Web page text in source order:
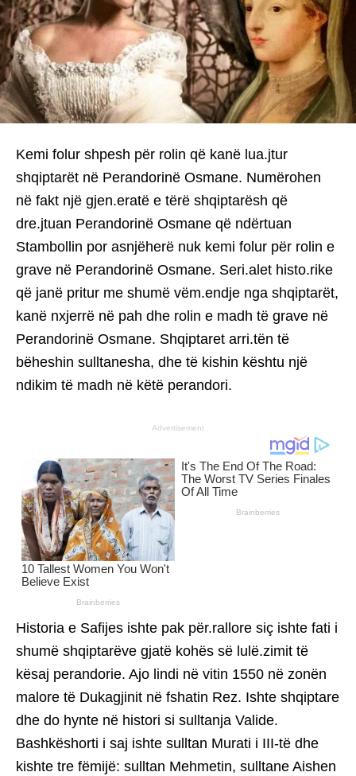
Kemi folur shpesh për rolin që kanë lua.jtur
shqiptarët në Perandorinë Osmane. Numërohen
në fakt një gjen.eratë e tërë shqiptarësh që
dre.jtuan Perandorinë Osmane që ndërtuan
Stambollin por asnjëherë nuk kemi folur për rolin e
grave në Perandorinë Osmane. Seri.alet histo.rike
që janë pritur me shumë vëm.endje nga shqiptarët,
kanë nxjerrë në pah dhe rolin e madh të grave në
Perandorinë Osmane. Shqiptaret arri.tën të
bëheshin sulltanesha, dhe të kishin kështu një
ndikim të madh në këtë perandori.
Advertisement
Historia e Safijes ishte pak për.rallore siç ishte fati i
shumë shqiptarëve gjatë kohës së lulë.zimit të
kësaj perandorie. Ajo lindi në vitin 1550 në zonën
malore të Dukagjinit në fshatin Rez. Ishte shqiptare
dhe do hynte në histori si sulltanja Valide.
Bashkëshorti i saj ishte sulltan Murati i III-të dhe
kishte tre fëmijë: sulltan Mehmetin, sulltane Aishen